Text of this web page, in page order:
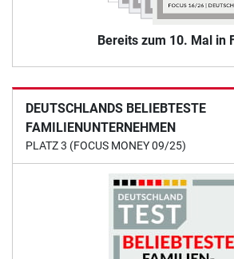
Bereits zum 10. Mal in
DEUTSCHLANDS BELIEBTESTE
FAMILIENUNTERNEHMEN
PLATZ 3 (FOCUS MONEY 09/25)